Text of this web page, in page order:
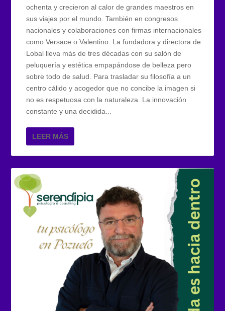
ochenta y crecieron al calor de grandes maestros en
sus viajes por el mundo. También en congresos
nacionales y colaboraciones con firmas internacionales
como Versace o Valentino. La fundadora y directora de
Lobal lleva más de tres décadas con su salón de
peluquería y estética empapándose de belleza pero
sobre todo de salud. Para trasladar su filosofía a un
centro cálido y acogedor que no concibe la imagen si
no es respetuosa con la naturaleza. La innovación
constante y una decidida...
LEER MÁS